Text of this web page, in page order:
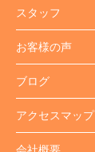
スタッフ
お客様の声
ブログ
アクセスマップ